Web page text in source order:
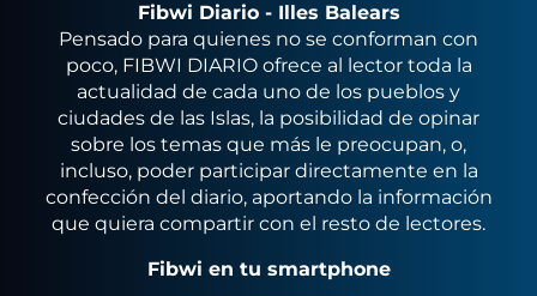
Fibwi Diario - Illes Balears
Pensado para quienes no se conforman con
poco, FIBWI DIARIO ofrece al lector toda la
actualidad de cada uno de los pueblos y
ciudades de las Islas, la posibilidad de opinar
sobre los temas que más le preocupan, o,
incluso, poder participar directamente en la
confección del diario, aportando la información
que quiera compartir con el resto de lectores.
Fibwi en tu smartphone